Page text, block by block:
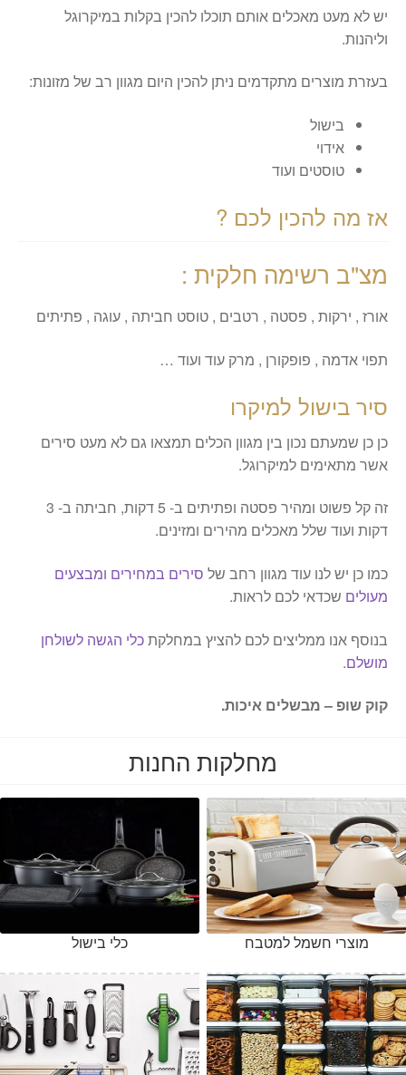
יש לא מעט מאכלים אותם תוכלו להכין בקלות במיקרוגל
וליהנות.
בעזרת מוצרים מתקדמים ניתן להכין היום מגוון רב של מזונות:
בישול
אידוי
טוסטים ועוד
אז מה להכין לכם ?
מצ"ב רשימה חלקית :
אורז , ירקות , פסטה , רטבים , טוסט חביתה , עוגה , פתיתים
תפוי אדמה , פופקורן , מרק עוד ועוד …
סיר בישול למיקרו
כן כן שמעתם נכון בין מגוון הכלים תמצאו גם לא מעט סירים
אשר מתאימים למיקרוגל.
זה קל פשוט ומהיר פסטה ופתיתים ב- 5 דקות, חביתה ב- 3
דקות ועוד שלל מאכלים מהירים ומזינים.
כמו כן יש לנו עוד מגוון רחב של סירים במחירים ומבצעים
מעולים שכדאי לכם לראות.
בנוסף אנו ממליצים לכם להציץ במחלקתכלי הגשה לשולחן
מושלם.
קוק שופ – מבשלים איכות.
מחלקות החנות
כלי בישול מוצרי חשמל למטבח